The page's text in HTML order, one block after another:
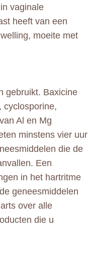
vaginale
heeft van een
moeite met
gebruikt. Baxicine
cyclosporine,
Al en Mg
minstens vier uur
die de
Een
in het hartritme
geneesmiddelen
over alle
die u